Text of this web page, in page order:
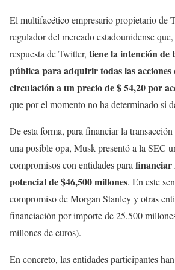
El multifacético empresario propietario de
regulador del mercado estadounidense
respuesta de Twitter, tiene la intención de
pública para adquirir todas las
circulación a un precio de $ 54,20 por
que por el momento no ha determinado si
De esta forma, para financiar la
una posible opa, Musk presentó a la SEC
compromisos con entidades para financiar
potencial de $46,500 millones. En este
compromiso de Morgan Stanley y otras
financiación por importe de 25.500
millones de euros).
En concreto, las entidades participantes